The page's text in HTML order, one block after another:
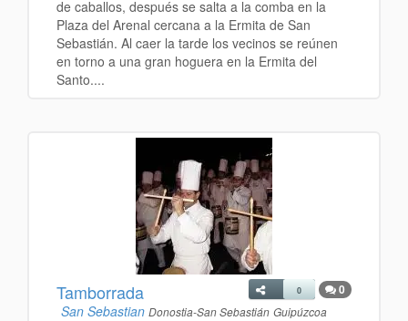
de caballos, después se salta a la comba en la
Plaza del Arenal cercana a la Ermita de San
Sebastián. Al caer la tarde los vecinos se reúnen
en torno a una gran hoguera en la Ermita del
Santo....
0
0
Tamborrada
San Sebastian Donostia-San Sebastián Guipúzcoa